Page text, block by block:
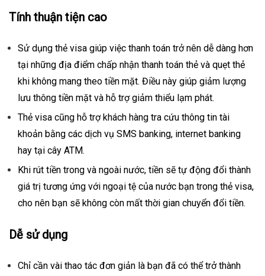
Tính thuận tiện cao
Sử dụng thẻ visa giúp việc thanh toán trở nên dễ dàng hơn
tại những địa điểm chấp nhận thanh toán thẻ và quẹt thẻ
khi không mang theo tiền mặt. Điều này giúp giảm lượng
lưu thông tiền mặt và hỗ trợ giảm thiểu lạm phát.
Thẻ visa cũng hỗ trợ khách hàng tra cứu thông tin tài
khoản bằng các dịch vụ SMS banking, internet banking
hay tại cây ATM.
Khi rút tiền trong và ngoài nước, tiền sẽ tự động đổi thành
giá trị tương ứng với ngoại tệ của nước bạn trong thẻ visa,
cho nên bạn sẽ không còn mất thời gian chuyển đổi tiền.
Dễ sử dụng
Chỉ cần vài thao tác đơn giản là bạn đã có thể trở thành